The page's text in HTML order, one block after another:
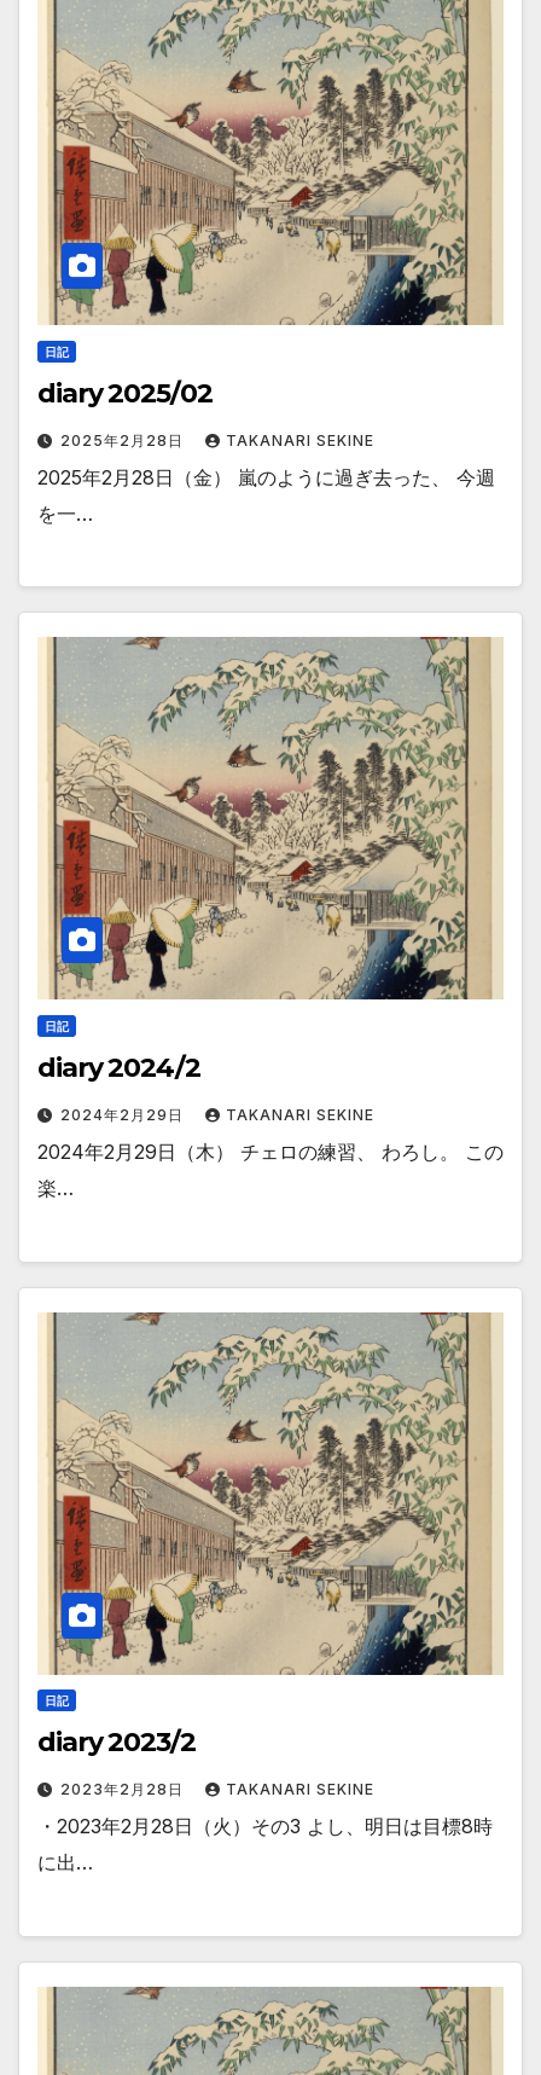
日記
diary 2025/02
2025年2月28日 TAKANARI SEKINE
2025年2月28日（金） 嵐のように過ぎ去った、 今週
を一…
日記
diary 2024/2
2024年2月29日 TAKANARI SEKINE
2024年2月29日（木） チェロの練習、 わろし。 この
楽…
日記
diary 2023/2
2023年2月28日 TAKANARI SEKINE
・2023年2月28日（火）その3 よし、明日は目標8時
に出…